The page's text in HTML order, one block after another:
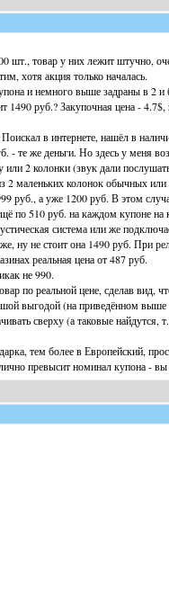
шт., товар у них лежит штучно,
хотя акция только началась.
и немного выше задраны в 2 и
руб.? Закупочная цена -
в интернете, нашёл в
- те же деньги. Но здесь у меня
или 2 колонки (звук дали
2 маленьких колонок обычных
руб., а уже 1200 руб. В этом
по 510 руб. на каждом купоне
система или же
ну не стоит она 1490 руб. При
реальная цена от 487 руб.
не 990.
по реальной цене, сделав вид,
выгодой (на приведённом
сверху (а таковые найдутся,
тем более в Европейский,
превысит номинал купона -